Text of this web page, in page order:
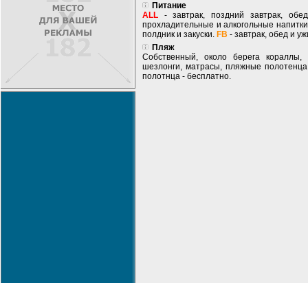
Питание
ALL - завтрак, поздний завтрак,
прохладительные и алкогольные
полдник и закуски. FB - завтрак, обед и
Пляж
Собственный, около берега кораллы,
шезлонги, матрасы, пляжные
полотнца - бесплатно.